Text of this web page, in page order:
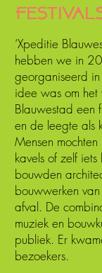
‘Xpeditie
hebben we in
georganiseerd
idee was om
Blauwestad een
en de leegte als
Mensen
kavels of zelf
bouwden
bouwwerken
afval. De
muziek en
publiek. Er
bezoekers.